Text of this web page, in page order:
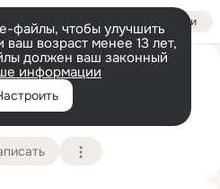
Войти
файлы, чтобы улучшить
ваш возраст менее 13 лет,
должен ваш законный
информации
Ш
16 июля Подробнее